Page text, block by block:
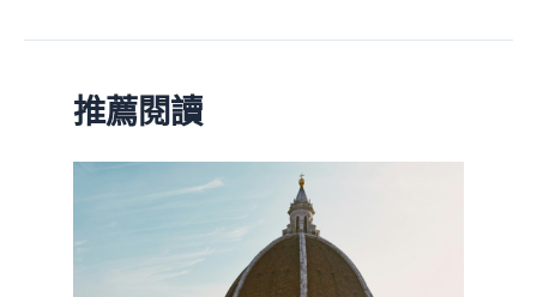
推薦閱讀